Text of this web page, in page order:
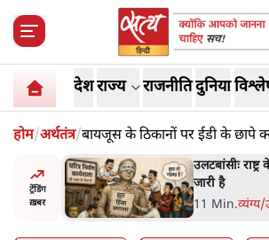
देशराज्य राजनीतिदुनिया
होम/अर्थतंत्र/बायजूस के ठिकानों पर ईडी के छापे
ट्रेंडिंग
ख़बर
की मरम्मत
भागवत बोले-
मूंदकर भरोसा,
विरोधी नहीं';
6 Min.देश